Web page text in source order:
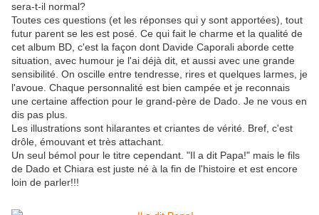
sera-t-il normal?
Toutes ces questions (et les réponses qui y sont apportées), tout
futur parent se les est posé. Ce qui fait le charme et la qualité de
cet album BD, c'est la façon dont Davide Caporali aborde cette
situation, avec humour je l'ai déjà dit, et aussi avec une grande
sensibilité. On oscille entre tendresse, rires et quelques larmes, je
l'avoue. Chaque personnalité est bien campée et je reconnais
une certaine affection pour le grand-père de Dado. Je ne vous en
dis pas plus.
Les illustrations sont hilarantes et criantes de vérité. Bref, c'est
drôle, émouvant et très attachant.
Un seul bémol pour le titre cependant. "Il a dit Papa!" mais le fils
de Dado et Chiara est juste né à la fin de l'histoire et est encore
loin de parler!!!